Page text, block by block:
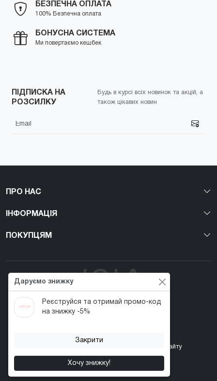
БЕЗПЕЧНА ОПЛАТА
100% Безпечна оплата
БОНУСНА СИСТЕМА
Ми повертаємо кешбек
ПІДПИСКА НА
РОЗСИЛКУ
Будь в курсі всіх новинок та акцій, а
також цікавих новин
ПРО НАС
ІНФОРМАЦІЯ
ПОКУПЦЯМ
Перший веган nail-бренд в Україні!
Карта сайту
Даруємо знижку
Реєструйся та отримай промо-код
на знижку -5%
Закрити
Хочу знижку!